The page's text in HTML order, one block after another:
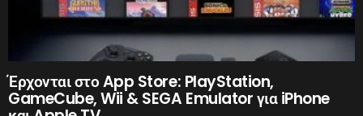
Έρχονται στο App Store: PlayStation,
GameCube, Wii & SEGA Emulator για iPhone